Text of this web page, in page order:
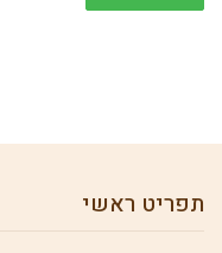
תפריט ראשי